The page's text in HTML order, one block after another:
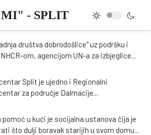
- SPLIT
društva dobrodošlice" uz podršku i
om, agencijom UN-a za izbjeglice...
Split je ujedno i Regionalni
za područje Dalmacije...
pomoć u kući je socijalna ustanova čija je
što dulji boravak starijih u svom domu...